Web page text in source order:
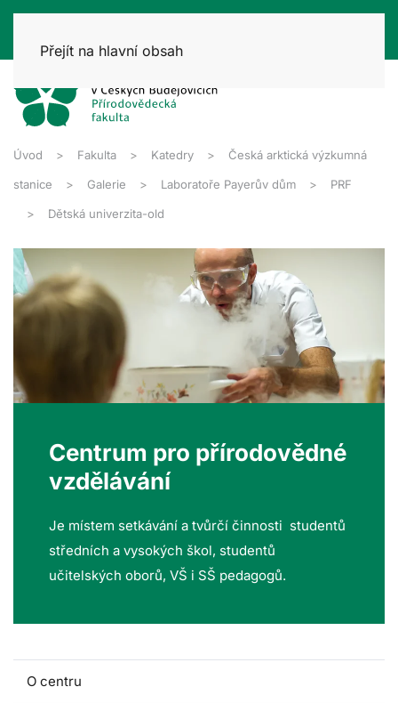
Přejít na hlavní obsah
Úvod Fakulta Katedry Česká arktická výzkumná
stanice Galerie Laboratoře Payerův dům PRF
Dětská univerzita-old
Centrum pro přírodovědné
vzdělávání
Je místem setkávání a tvůrčí činnosti studentů
středních a vysokých škol, studentů
učitelských oborů, VŠ i SŠ pedagogů.
O centru